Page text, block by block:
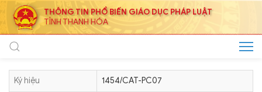
THÔNG TIN PHỔ BIẾN GIÁO DỤC PHÁP LUẬT
TỈNH THANH HÓA
Ký hiệu 1454/CAT-PC07